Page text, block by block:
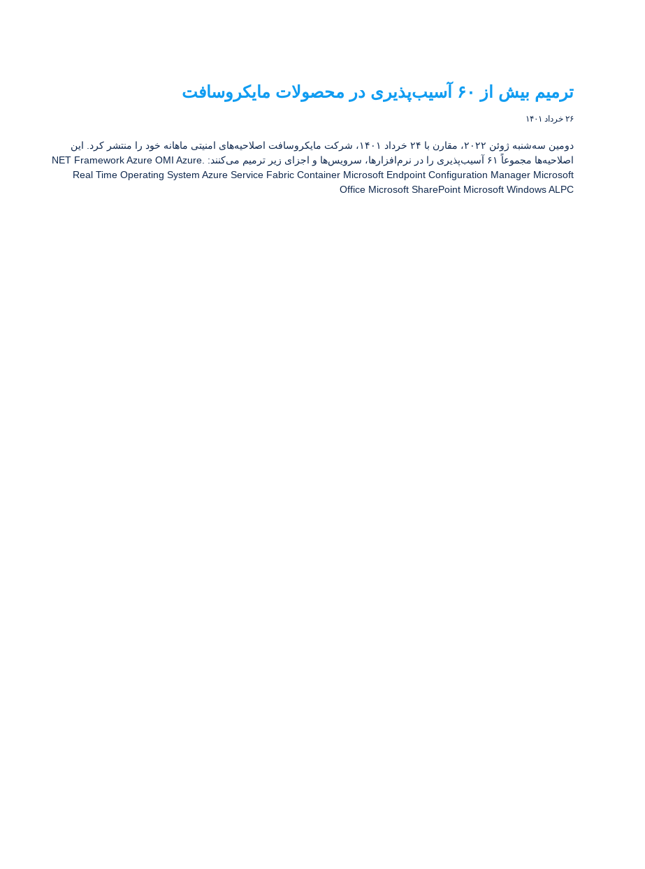
ترمیم بیش از ۶۰ آسیب‌پذیری در محصولات مایکروسافت
۲۶ خرداد ۱۴۰۱
دومین سه‌شنبه ژوئن ۲۰۲۲، مقارن با ۲۴ خرداد ۱۴۰۱، شرکت مایکروسافت اصلاحیه‌های امنیتی ماهانه خود را منتشر کرد. این
اصلاحیه‌ها مجموعاً ۶۱ آسیب‌پذیری را در نرم‌افزارها، سرویس‌ها و اجزای زیر ترمیم می‌کنند: .NET Framework Azure OMI Azure
Real Time Operating System Azure Service Fabric Container Microsoft Endpoint Configuration Manager Microsoft
Office Microsoft SharePoint Microsoft Windows ALPC